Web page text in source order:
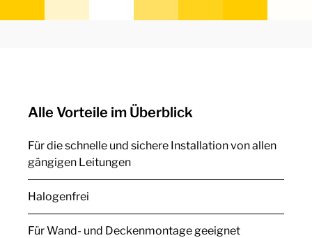
Alle Vorteile im Überblick
Für die schnelle und sichere Installation von allen
gängigen Leitungen
Halogenfrei
Für Wand- und Deckenmontage geeignet